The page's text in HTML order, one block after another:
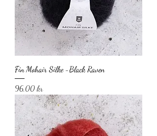
Fin Mohair Silke -Black Raven
Pris
96,00 kr